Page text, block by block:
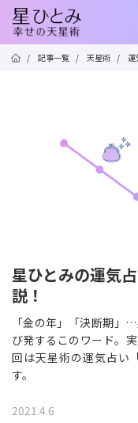
/ 記事一覧 / 天星術 / 運
星ひとみの運気
説！
「金の年」「決断期」
び発するこのワード。
回は天星術の運気占い
す。
2021.4.6